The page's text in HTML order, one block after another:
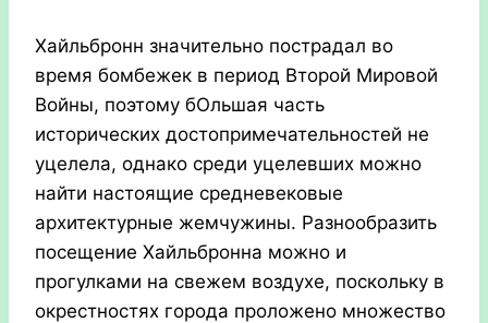
Хайльбронн значительно пострадал во
время бомбежек в период Второй Мировой
Войны, поэтому бОльшая часть
исторических достопримечательностей не
уцелела, однако среди уцелевших можно
найти настоящие средневековые
архитектурные жемчужины. Разнообразить
посещение Хайльбронна можно и
прогулками на свежем воздухе, поскольку в
окрестностях города проложено множество